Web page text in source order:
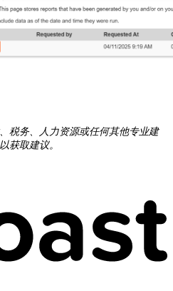
税务、人力资源或任何其他专业建
获取建议。